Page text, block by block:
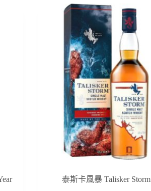
泰斯卡風暴 Talisker Storm